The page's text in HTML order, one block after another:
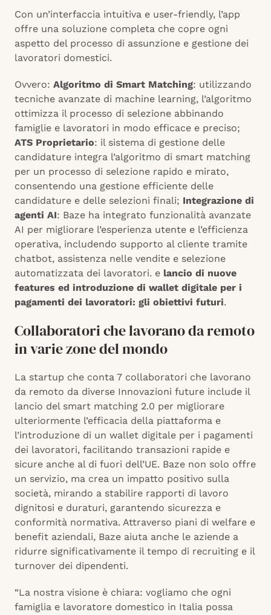
Con un’interfaccia intuitiva e user-friendly, l’app
offre una soluzione completa che copre ogni
aspetto del processo di assunzione e gestione dei
lavoratori domestici.
Ovvero: Algoritmo di Smart Matching: utilizzando
tecniche avanzate di machine learning, l’algoritmo
ottimizza il processo di selezione abbinando
famiglie e lavoratori in modo efficace e preciso;
ATS Proprietario: il sistema di gestione delle
candidature integra l’algoritmo di smart matching
per un processo di selezione rapido e mirato,
consentendo una gestione efficiente delle
candidature e delle selezioni finali; Integrazione di
agenti AI: Baze ha integrato funzionalità avanzate
AI per migliorare l’esperienza utente e l’efficienza
operativa, includendo supporto al cliente tramite
chatbot, assistenza nelle vendite e selezione
automatizzata dei lavoratori. e lancio di nuove
features ed introduzione di wallet digitale per i
pagamenti dei lavoratori: gli obiettivi futuri.
Collaboratori che lavorano da remoto
in varie zone del mondo
La startup che conta 7 collaboratori che lavorano
da remoto da diverse Innovazioni future include il
lancio del smart matching 2.0 per migliorare
ulteriormente l’efficacia della piattaforma e
l’introduzione di un wallet digitale per i pagamenti
dei lavoratori, facilitando transazioni rapide e
sicure anche al di fuori dell’UE. Baze non solo offre
un servizio, ma crea un impatto positivo sulla
società, mirando a stabilire rapporti di lavoro
dignitosi e duraturi, garantendo sicurezza e
conformità normativa. Attraverso piani di welfare e
benefit aziendali, Baze aiuta anche le aziende a
ridurre significativamente il tempo di recruiting e il
turnover dei dipendenti.
“La nostra visione è chiara: vogliamo che ogni
famiglia e lavoratore domestico in Italia possa